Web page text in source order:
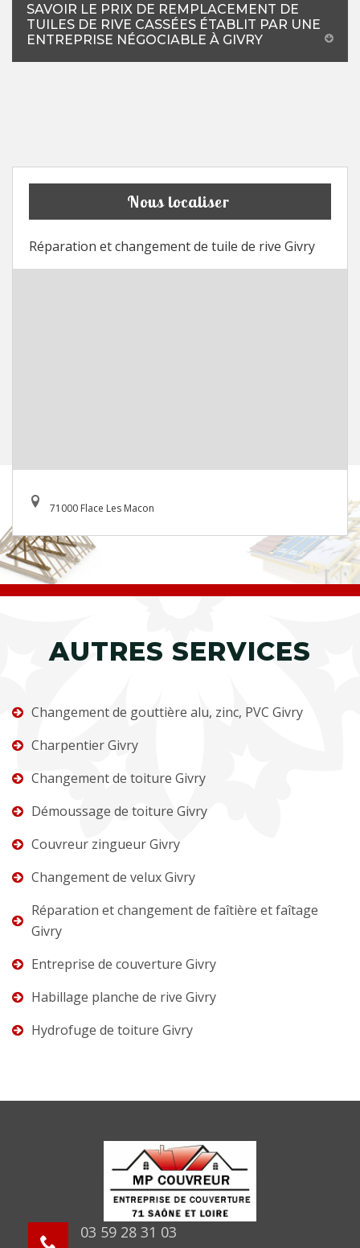
SAVOIR LE PRIX DE REMPLACEMENT DE
TUILES DE RIVE CASSÉES ÉTABLIT PAR UNE
ENTREPRISE NÉGOCIABLE À GIVRY
Nous localiser
Réparation et changement de tuile de rive Givry
71000 Flace Les Macon
AUTRES SERVICES
Changement de gouttière alu, zinc, PVC Givry
Charpentier Givry
Changement de toiture Givry
Démoussage de toiture Givry
Couvreur zingueur Givry
Changement de velux Givry
Réparation et changement de faîtière et faîtage
Givry
Entreprise de couverture Givry
Habillage planche de rive Givry
Hydrofuge de toiture Givry
03 59 28 31 03